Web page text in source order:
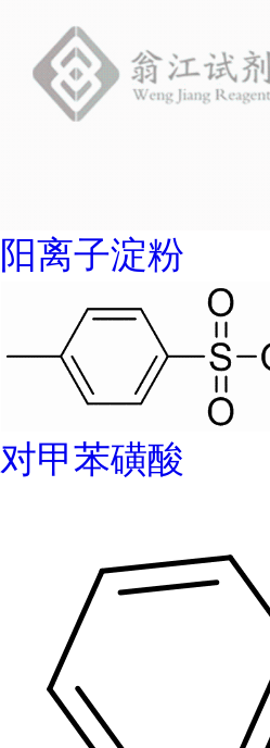
阳离子淀粉
对甲苯磺酸